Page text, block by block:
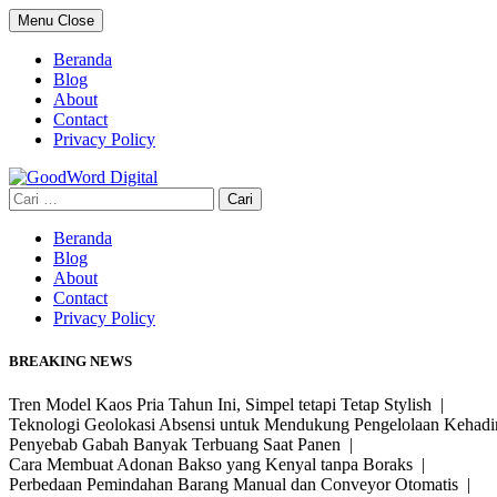
Skip
to
content
Menu Close
Beranda
Blog
About
Contact
Privacy Policy
Cari
untuk:
Beranda
Blog
About
Contact
Privacy Policy
BREAKING NEWS
Tren Model Kaos Pria Tahun Ini, Simpel tetapi Tetap Stylish |
Teknologi Geolokasi Absensi untuk Mendukung Pengelolaan
Penyebab Gabah Banyak Terbuang Saat Panen |
Cara Membuat Adonan Bakso yang Kenyal tanpa Boraks |
Perbedaan Pemindahan Barang Manual dan Conveyor Otomatis |